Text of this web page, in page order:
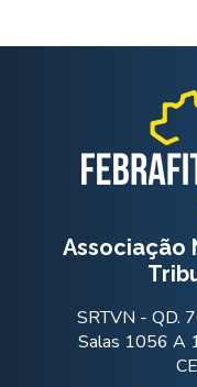
Associação
SRTVN - QD.
Salas 1056 A